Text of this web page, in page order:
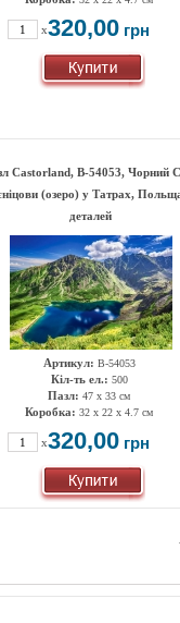
x320,00 грн
Castorland, B-54053, Чорний
(озеро) у Татрах,
деталей
Артикул: B-54053
Кіл-ть ел.: 500
Пазл: 47 х 33 см
Коробка: 32 x 22 x 4.7 см
x320,00 грн